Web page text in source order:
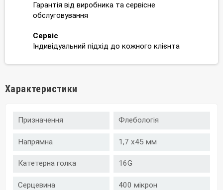
Гарантія від виробника та сервісне
обслуговування
Сервіс
Індивідуальний підхід до кожного клієнта
Характеристики
Призначення Флебологія
Напрямна 1,7 х45 мм
Катетерна голка 16G
Серцевина 400 мікрон